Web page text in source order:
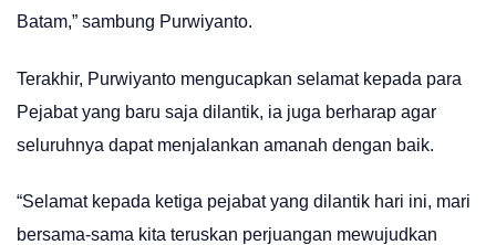
Batam,” sambung Purwiyanto.
Terakhir, Purwiyanto mengucapkan selamat kepada para
Pejabat yang baru saja dilantik, ia juga berharap agar
seluruhnya dapat menjalankan amanah dengan baik.
“Selamat kepada ketiga pejabat yang dilantik hari ini, mari
bersama-sama kita teruskan perjuangan mewujudkan